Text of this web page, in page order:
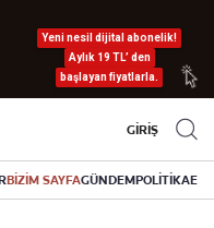
Yeni nesil dijital abonelik!
Aylık 19 TL’ den
başlayan fiyatlarla.
GİRİŞ
BİZİM SAYFAGÜNDEMPOLİTİKA